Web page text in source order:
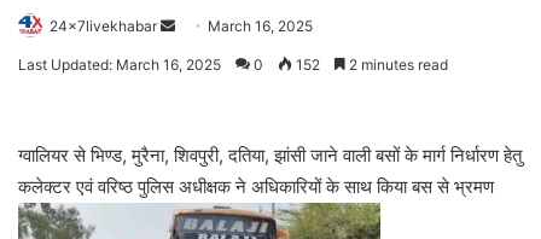
24x7livekhabar
Send March 16, 2025
Last Updated: March 16, 2025 0 152 2 minutes read
ग्वालियर से भिण्ड, मुरैना, शिवपुरी, दतिया, झांसी जाने वाली बसों के मार्ग निर्धारण हेतु
कलेक्टर एवं वरिष्ठ पुलिस अधीक्षक ने अधिकारियों के साथ किया बस से भ्रमण